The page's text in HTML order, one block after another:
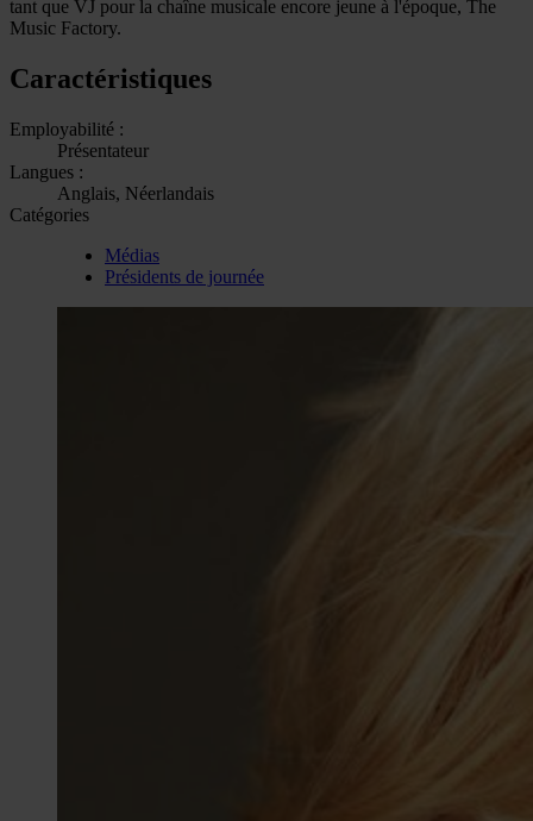
tant que VJ pour la chaîne musicale encore jeune à l'époque, The
Music Factory.
Caractéristiques
Employabilité :
Présentateur
Langues :
Anglais, Néerlandais
Catégories
Médias
Présidents de journée